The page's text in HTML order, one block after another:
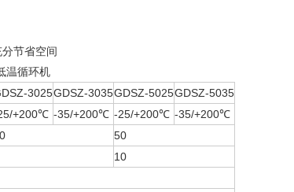
节省空间
温循环机
3025GDSZ-3035GDSZ-5025GDSZ-5035
+200℃ -35/+200℃ -25/+200℃ -35/+200℃
50
10